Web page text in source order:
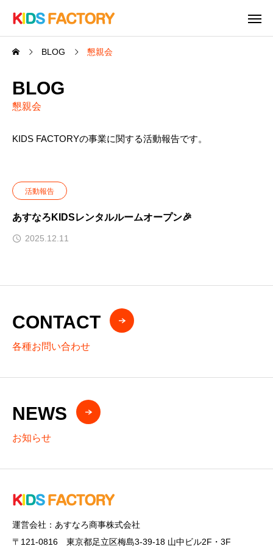
BLOG 懇親会
BLOG
懇親会
KIDS FACTORYの事業に関する活動報告です。
活動報告
あすなろKIDSレンタルルームオープン🎉
2025.12.11
CONTACT
各種お問い合わせ
NEWS
お知らせ
運営会社：あすなろ商事株式会社
〒121-0816 東京都足立区梅島3-39-18 山中ビル2F・3F